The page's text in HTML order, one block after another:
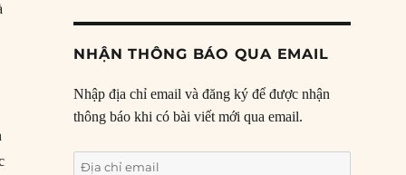
NHẬN THÔNG BÁO QUA EMAIL
Nhập địa chỉ email và đăng ký để được nhận
thông báo khi có bài viết mới qua email.
Địa